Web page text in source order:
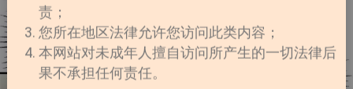
责；
您所在地区法律允许您访问此类内容；
本网站对未成年人擅自访问所产生的一切法律后
果不承担任何责任。